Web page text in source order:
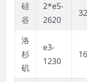
硅
谷
2*e5-
2620
洛
杉
矶
e3-
1230